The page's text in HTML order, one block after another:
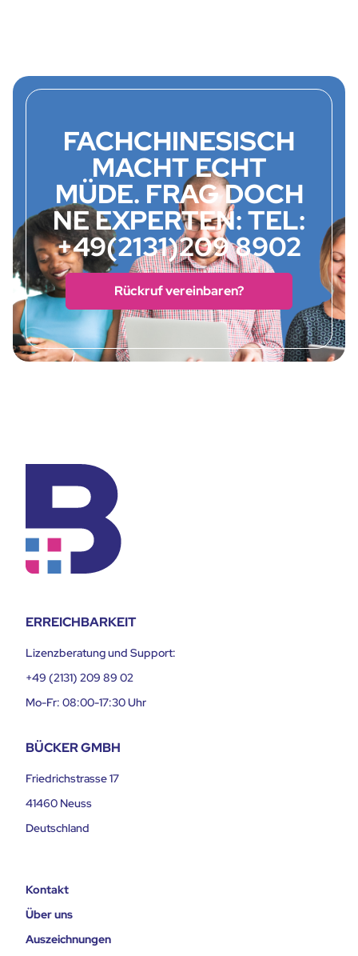
FACHCHINESISCH
MACHT ECHT
MÜDE. FRAG DOCH
NE EXPERTEN: TEL:
+49(2131)209 8902
Rückruf vereinbaren?
ERREICHBARKEIT
Lizenzberatung und Support:
+49 (2131) 209 89 02
Mo-Fr: 08:00-17:30 Uhr
BÜCKER GMBH
Friedrichstrasse 17
41460 Neuss
Deutschland
Kontakt
Über uns
Auszeichnungen